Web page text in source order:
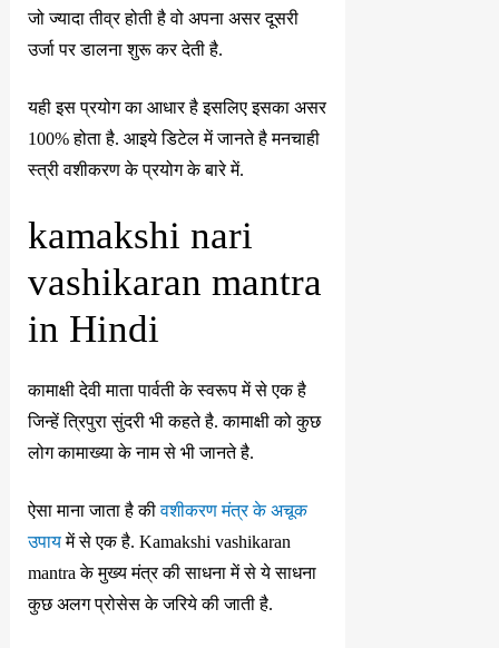
जो ज्यादा तीव्र होती है वो अपना असर दूसरी
उर्जा पर डालना शुरू कर देती है.
यही इस प्रयोग का आधार है इसलिए इसका असर
100% होता है. आइये डिटेल में जानते है मनचाही
स्त्री वशीकरण के प्रयोग के बारे में.
kamakshi nari
vashikaran mantra
in Hindi
कामाक्षी देवी माता पार्वती के स्वरूप में से एक है
जिन्हें त्रिपुरा सुंदरी भी कहते है. कामाक्षी को कुछ
लोग कामाख्या के नाम से भी जानते है.
ऐसा माना जाता है कीवशीकरण मंत्र के अचूक
उपायमें से एक है. Kamakshi vashikaran
mantra के मुख्य मंत्र की साधना में से ये साधना
कुछ अलग प्रोसेस के जरिये की जाती है.